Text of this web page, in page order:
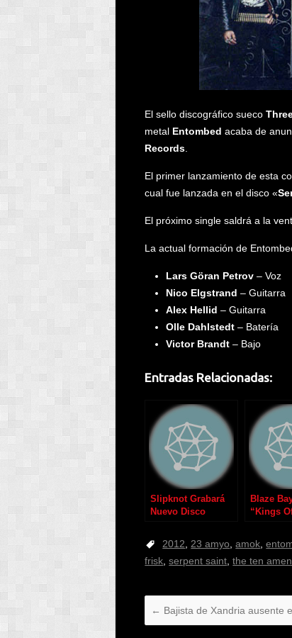
El sello discográfico sueco
metal Entombed acaba de
Records.
El primer lanzamiento de esta
cual fue lanzada en el disco «
El próximo single saldrá a la
La actual formación de
Lars Göran Petrov – Voz
Nico Elgstrand – Guitarra
Alex Hellid – Guitarra
Olle Dahlstedt – Batería
Victor Brandt – Bajo
Entradas Relacionadas:
Slipknot Grabará
Nuevo Disco
Blaze
“Kings
2012,23 amyo,amok,
frisk,serpent saint,the ten
← Bajista de Xandria ausente